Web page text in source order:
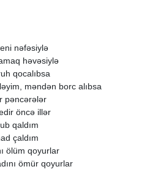
nəfəsiylə
həvəsiylə
qocalıbsa
məndən borc alıbsa
pəncərələr
öncə illər
qaldım
çaldım
ölüm qoyurlar
ömür qoyurlar